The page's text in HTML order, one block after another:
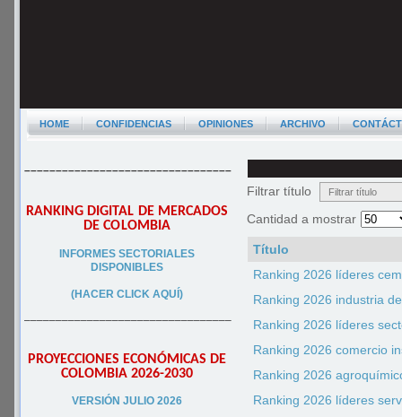
HOME CONFIDENCIAS OPINIONES ARCHIVO
–––––––––––––––––––––––––––––––––
RANKING DIGITAL DE MERCADOS
DE COLOMBIA
INFORMES SECTORIALES
DISPONIBLES
(HACER CLICK AQUÍ)
–––––––––––––––––––––––––––––––––
PROYECCIONES ECONÓMICAS DE
COLOMBIA 2026-2030
VERSIÓN JULIO 2026
Filtrar título
Cantidad a mostrar
Título
Ranking 2026 líderes
Ranking 2026 industria
Ranking 2026 líderes
Ranking 2026 comercio
Ranking 2026
Ranking 2026 líderes